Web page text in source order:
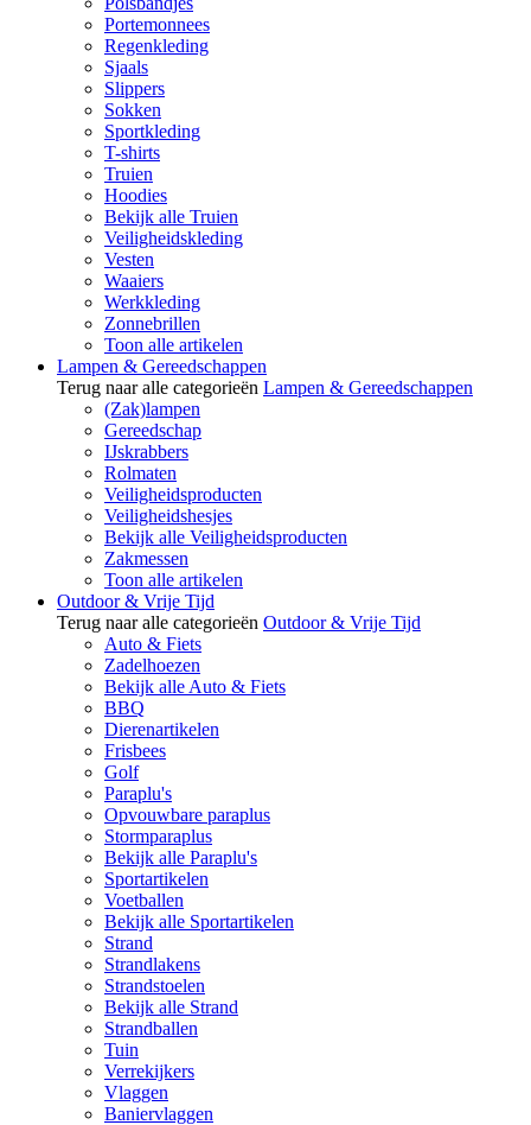
Portemonnees
Regenkleding
Sjaals
Slippers
Sokken
Sportkleding
T-shirts
Truien
Hoodies
Bekijk alle Truien
Veiligheidskleding
Vesten
Waaiers
Werkkleding
Zonnebrillen
Toon alle artikelen
Lampen & Gereedschappen
Terug naar alle categorieën Lampen & Gereedschappen
(Zak)lampen
Gereedschap
IJskrabbers
Rolmaten
Veiligheidsproducten
Veiligheidshesjes
Bekijk alle Veiligheidsproducten
Zakmessen
Toon alle artikelen
Outdoor & Vrije Tijd
Terug naar alle categorieën Outdoor & Vrije Tijd
Auto & Fiets
Zadelhoezen
Bekijk alle Auto & Fiets
BBQ
Dierenartikelen
Frisbees
Golf
Paraplu's
Opvouwbare paraplus
Stormparaplus
Bekijk alle Paraplu's
Sportartikelen
Voetballen
Bekijk alle Sportartikelen
Strand
Strandlakens
Strandstoelen
Bekijk alle Strand
Strandballen
Tuin
Verrekijkers
Vlaggen
Baniervlaggen